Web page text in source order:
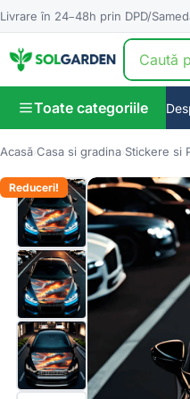
Livrare în 24–48h prin DPD/
Toate categoriile
Acasă Casa si gradina Stickere si
Reduceri!